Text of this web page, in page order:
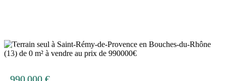
restaurants sont situés à proximité.NOUS CONTACTERCe
bien est en vente au prix de 980000 euros. Le vendeur est un
13